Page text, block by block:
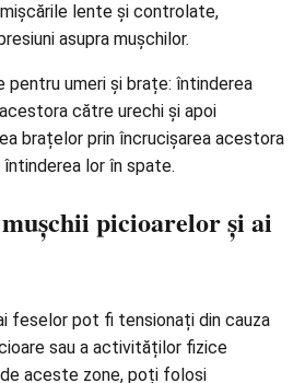
lente și controlate,
asupra mușchilor.
pentru umeri și brațe: întinderea
către urechi și apoi
brațelor prin încrucișarea acestora
lor în spate.
picioarelor și ai
feselor pot fi tensionați din cauza
sau a activităților fizice
aceste zone, poți folosi